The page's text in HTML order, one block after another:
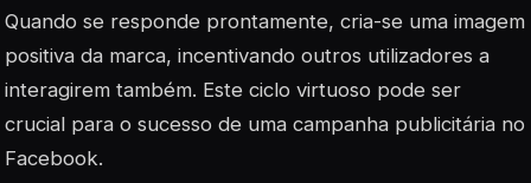
Quando se responde prontamente, cria-se uma imagem
positiva da marca, incentivando outros utilizadores a
interagirem também. Este ciclo virtuoso pode ser
crucial para o sucesso de uma campanha publicitária no
Facebook.